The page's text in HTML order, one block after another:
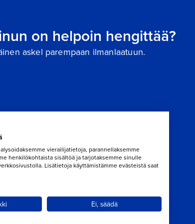
on helpoin hengittää?
askel parempaan ilmanlaatuun.
vierailijatietoja, parannellaksemme
henkilökohtaista sisältöä ja tarjotaksemme sinulle
Lisätietoja käyttämistämme evästeistä saat
Ei, säädä